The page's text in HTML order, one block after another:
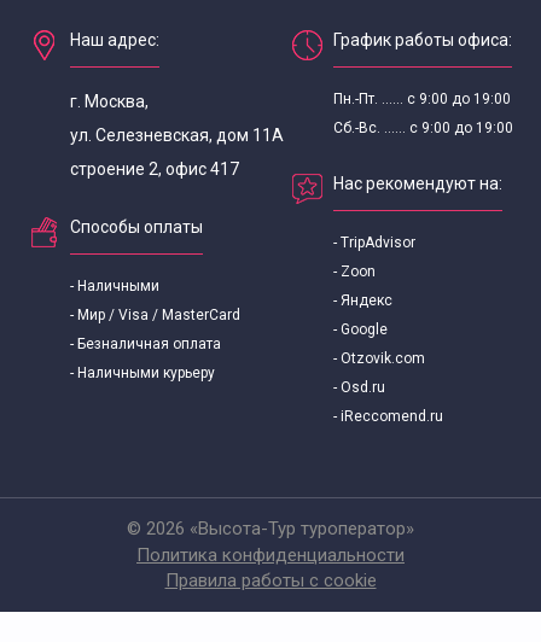
Наш адрес:
г. Москва,
ул. Селезневская, дом 11А
строение 2, офис 417
Способы оплаты
- Наличными
- Мир / Visa / MasterCard
- Безналичная оплата
- Наличными курьеру
График работы офиса:
Пн.-Пт. ...... с 9:00 до 19:00
Сб.-Вс. ...... с 9:00 до 19:00
Нас рекомендуют на:
- TripAdvisor
- Zoon
- Яндекс
- Google
- Otzovik.com
- Osd.ru
- iReccomend.ru
© 2026 «Высота-Тур туроператор»
Политика конфиденциальности
Правила работы с cookie